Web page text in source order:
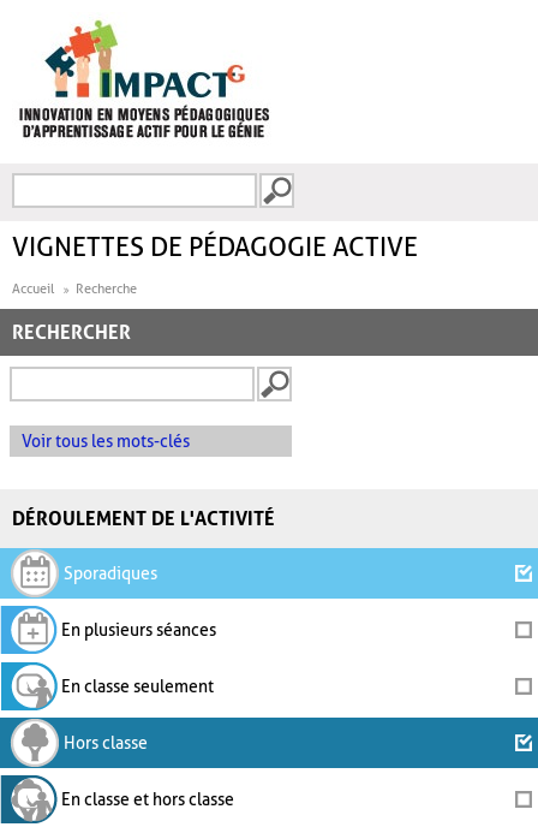
FORMULAIRE DE
VIGNETTES DE PÉDAGOGIE ACTIVE
Accueil Recherche
RECHERCHER
Voir tous les mots-clés
DÉROULEMENT DE L'ACTIVITÉ
Sporadiques
En plusieurs séances
En classe seulement
Hors classe
En classe et hors classe